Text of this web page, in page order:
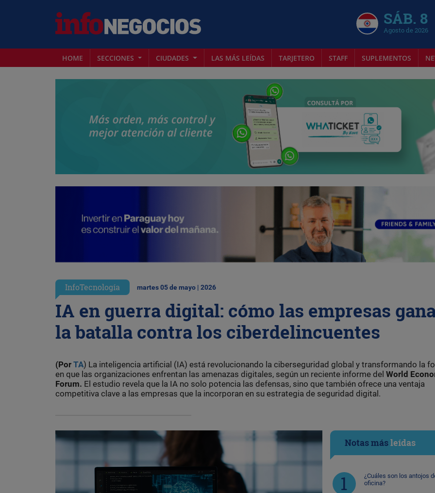
SÁB. 8
Agosto de 2026
HOME SECCIONES CIUDADES LAS MÁS LEÍDAS TARJETERO STAFF SUPLEMENTOS
InfoTecnología martes 05 de mayo | 2026
IA en guerra digital: cómo las empresas
la batalla contra los ciberdelincuentes
(Por TA) La inteligencia artificial (IA) está revolucionando la ciberseguridad global y transformando la
en que las organizaciones enfrentan las amenazas digitales, según un reciente informe del World
Forum. El estudio revela que la IA no solo potencia las defensas, sino que también ofrece una ventaja
competitiva clave a las empresas que la incorporan en su estrategia de seguridad digital.
Notas másleídas
¿Cuáles son los antojos
oficina?